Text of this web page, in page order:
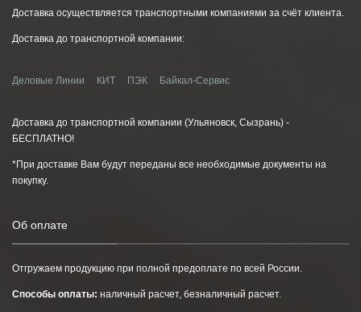
Доставка осуществляется транспортными компаниями за счёт клиента.
Доставка до транспортной компании:
Деловые Линии КИТ ПЭК Байкал-Сервис
Доставка до транспортной компании (Ульяновск, Сызрань) -
БЕСПЛАТНО!
*При доставке Вам будут переданы все необходимые документы на
покупку.
Об оплате
Отгружаем продукцию при полной предоплате по всей России.
Способы оплаты: наличный расчет, безналичный расчет.